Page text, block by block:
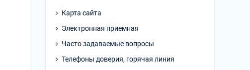
Карта сайта
Электронная приемная
Часто задаваемые вопросы
Телефоны доверия, горячая линия